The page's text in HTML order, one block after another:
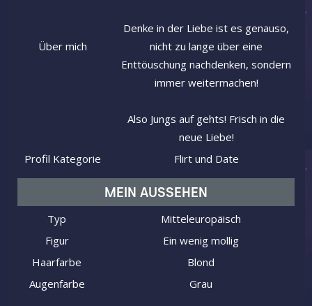
Über mich
Denke in der Liebe ist es genauso,
nicht zu lange über eine
Enttöuschung nachdenken, sondern
immer weitermachen!
Also Jungs auf gehts! Frisch in die
neue Liebe!
Profil Kategorie
Flirt und Date
MEIN AUSSEHEN
Typ
Mitteleuropäisch
Figur
Ein wenig mollig
Haarfarbe
Blond
Augenfarbe
Grau